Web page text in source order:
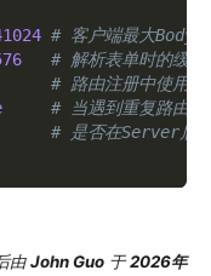
# 客户端最大Body
# 解析表单时的缓
# 路由注册中使用对
# 当遇到重复路由
# 是否在Server启
由John Guo 于2026年